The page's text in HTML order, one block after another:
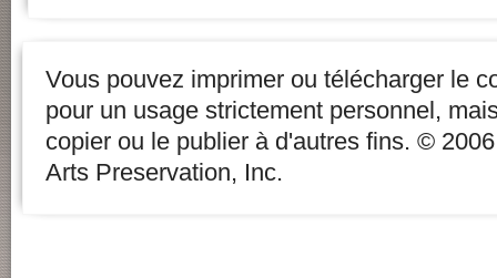
Vous pouvez imprimer ou télécharger le
pour un usage strictement personnel,
copier ou le publier à d'autres fins. ©
Arts Preservation, Inc.